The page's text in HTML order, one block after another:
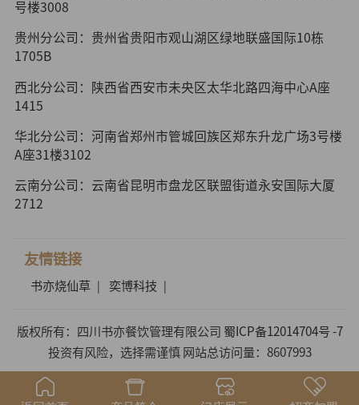
号楼3008
贵州分公司：贵州省贵阳市观山湖区绿地联盛国际10栋
1705B
西北分公司：陕西省西安市未央区太华北路四海中心A座
1415
华北分公司：河南省郑州市管城回族区郑东升龙广场3号楼
A座31楼3102
云南分公司：云南省昆明市盘龙区联盟街道永安国际大厦
2712
友情链接
书亦烧仙草 奕博科技
版权所有：四川书亦餐饮管理有限公司 蜀ICP备12014704号 -7
投资有风险，选择需谨慎 网站总访问量：8607993